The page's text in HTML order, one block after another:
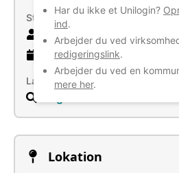
Har du ikke et Unilogin?
ind.
Arbejder du ved
redigeringslink.
Arbejder du ved en
mere her.
Størrelse
1 ansatte
2 år gammel virksomhed
Læs mere
Lokation